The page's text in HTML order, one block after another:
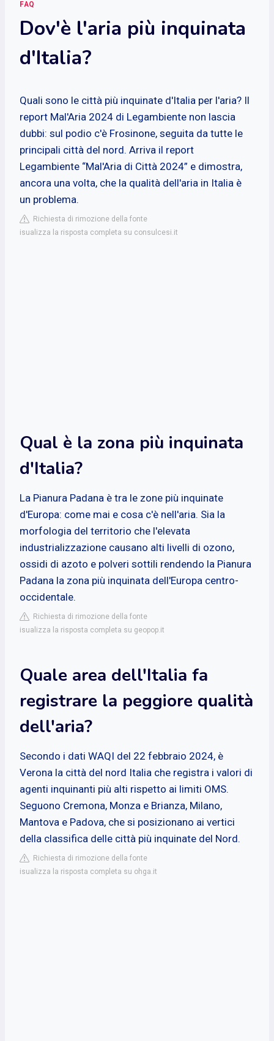
FAQ
Dov'è l'aria più inquinata
d'Italia?
Quali sono le città più inquinate d'Italia per l'aria? Il
report Mal'Aria 2024 di Legambiente non lascia
dubbi: sul podio c'è Frosinone, seguita da tutte le
principali città del nord. Arriva il report
Legambiente “Mal'Aria di Città 2024” e dimostra,
ancora una volta, che la qualità dell'aria in Italia è
un problema.
Richiesta di rimozione della fonte
isualizza la risposta completa su consulcesi.it
Qual è la zona più inquinata
d'Italia?
La Pianura Padana è tra le zone più inquinate
d'Europa: come mai e cosa c'è nell'aria. Sia la
morfologia del territorio che l'elevata
industrializzazione causano alti livelli di ozono,
ossidi di azoto e polveri sottili rendendo la Pianura
Padana la zona più inquinata dell'Europa centro-
occidentale.
Richiesta di rimozione della fonte
isualizza la risposta completa su geopop.it
Quale area dell'Italia fa
registrare la peggiore qualità
dell'aria?
Secondo i dati WAQI del 22 febbraio 2024, è
Verona la città del nord Italia che registra i valori di
agenti inquinanti più alti rispetto ai limiti OMS.
Seguono Cremona, Monza e Brianza, Milano,
Mantova e Padova, che si posizionano ai vertici
della classifica delle città più inquinate del Nord.
Richiesta di rimozione della fonte
isualizza la risposta completa su ohga.it